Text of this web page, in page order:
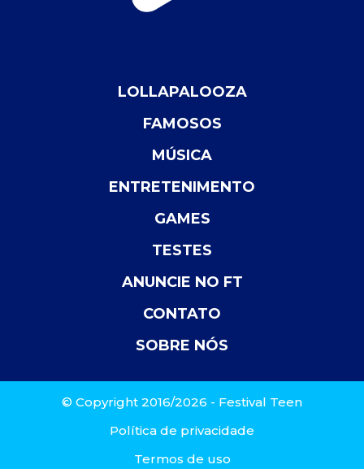
LOLLAPALOOZA
FAMOSOS
MÚSICA
ENTRETENIMENTO
GAMES
TESTES
ANUNCIE NO FT
CONTATO
SOBRE NÓS
© Copyright 2016/2026 - Festival Teen
Política de privacidade
Termos de uso